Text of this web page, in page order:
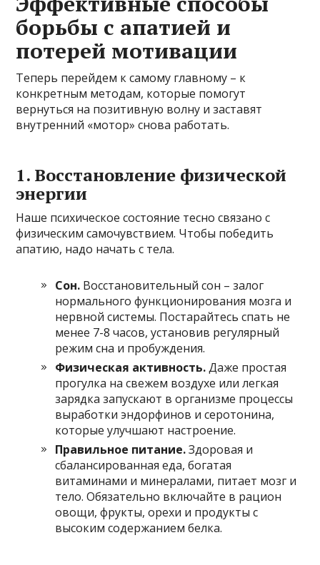
борьбы с апатией и
потерей мотивации
Теперь перейдем к самому главному – к
конкретным методам, которые помогут
вернуться на позитивную волну и заставят
внутренний «мотор» снова работать.
1. Восстановление физической
энергии
Наше психическое состояние тесно связано с
физическим самочувствием. Чтобы победить
апатию, надо начать с тела.
Сон. Восстановительный сон – залог
нормального функционирования мозга и
нервной системы. Постарайтесь спать не
менее 7-8 часов, установив регулярный
режим сна и пробуждения.
Физическая активность.Даже простая
прогулка на свежем воздухе или легкая
зарядка запускают в организме процессы
выработки эндорфинов и серотонина,
которые улучшают настроение.
Правильное питание.Здоровая и
сбалансированная еда, богатая
витаминами и минералами, питает мозг и
тело. Обязательно включайте в рацион
овощи, фрукты, орехи и продукты с
высоким содержанием белка.